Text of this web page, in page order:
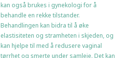
kan også brukes i gynekologi for å
behandle en rekke tilstander.
Behandlingen kan bidra til å øke
elastisiteten og stramheten i skjeden, og
kan hjelpe til med å redusere vaginal
tørrhet og smerte under samleie. Det kan